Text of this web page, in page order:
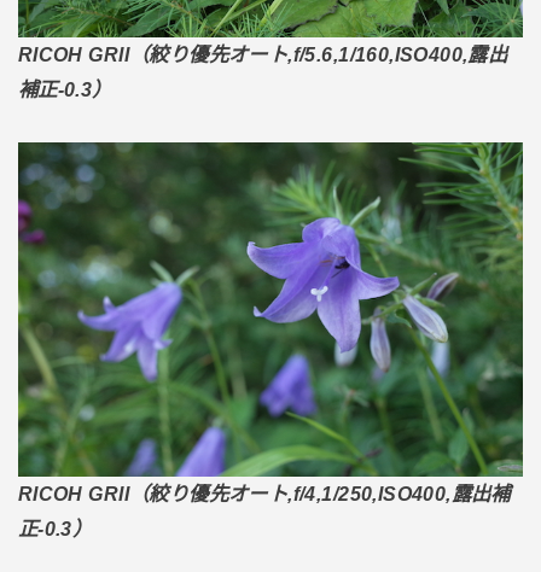
RICOH GRII（絞り優先オート,f/5.6,1/160,ISO400,露出
補正-0.3）
RICOH GRII（絞り優先オート,f/4,1/250,ISO400,露出補
正-0.3）